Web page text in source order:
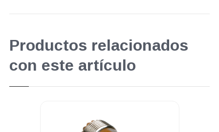
Productos relacionados
con este artículo